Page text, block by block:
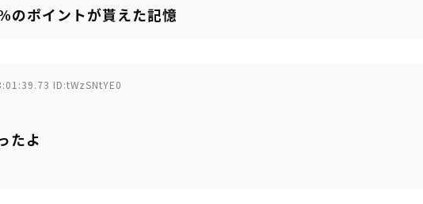
のポイントが貰えた記憶
ID:tWzSNtYE0
たよ